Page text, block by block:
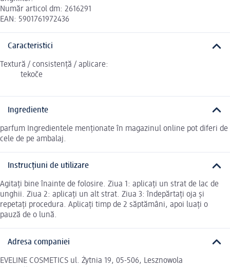
Număr articol dm: 2616291
EAN: 5901761972436
Caracteristici
Textură / consistență / aplicare:
tekoče
Ingrediente
parfum Ingredientele menționate în magazinul online pot diferi de
cele de pe ambalaj.
Instrucțiuni de utilizare
Agitați bine înainte de folosire. Ziua 1: aplicați un strat de lac de
unghii. Ziua 2: aplicați un alt strat. Ziua 3: îndepărtați oja și
repetați procedura. Aplicați timp de 2 săptămâni, apoi luați o
pauză de o lună.
Adresa companiei
EVELINE COSMETICS ul. Żytnia 19, 05-506, Lesznowola